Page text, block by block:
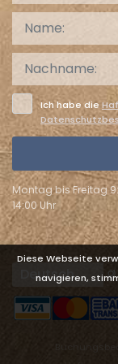
Diese Webseite
navigieren,
Ich habe die
Montag bis Freitag
14:00 Uhr
Languages